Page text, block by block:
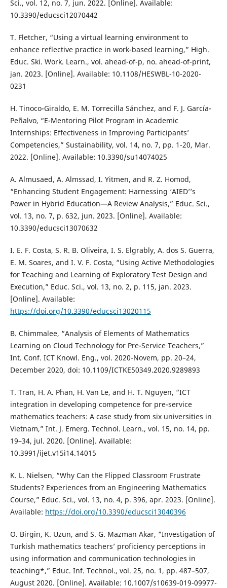
Sci., vol. 12, no. 7, jun. 2022. [Online]. Available:
10.3390/educsci12070442
T. Fletcher, “Using a virtual learning environment to
enhance reflective practice in work-based learning,” High.
Educ. Ski. Work. Learn., vol. ahead-of-p, no. ahead-of-print,
jan. 2023. [Online]. Available: 10.1108/HESWBL-10-2020-
0231
H. Tinoco-Giraldo, E. M. Torrecilla Sánchez, and F. J. García-
Peñalvo, “E-Mentoring Pilot Program in Academic
Internships: Effectiveness in Improving Participants’
Competencies,” Sustainability, vol. 14, no. 7, pp. 1-20, Mar.
2022. [Online]. Available: 10.3390/su14074025
A. Almusaed, A. Almssad, I. Yitmen, and R. Z. Homod,
“Enhancing Student Engagement: Harnessing ‘AIED’’s
Power in Hybrid Education—A Review Analysis,” Educ. Sci.,
vol. 13, no. 7, p. 632, jun. 2023. [Online]. Available:
10.3390/educsci13070632
I. E. F. Costa, S. R. B. Oliveira, I. S. Elgrably, A. dos S. Guerra,
E. M. Soares, and I. V. F. Costa, “Using Active Methodologies
for Teaching and Learning of Exploratory Test Design and
Execution,” Educ. Sci., vol. 13, no. 2, p. 115, jan. 2023.
[Online]. Available:
https://doi.org/10.3390/educsci13020115
B. Chimmalee, “Analysis of Elements of Mathematics
Learning on Cloud Technology for Pre-Service Teachers,”
Int. Conf. ICT Knowl. Eng., vol. 2020-Novem, pp. 20–24,
December 2020, doi: 10.1109/ICTKE50349.2020.9289893
T. Tran, H. A. Phan, H. Van Le, and H. T. Nguyen, “ICT
integration in developing competence for pre-service
mathematics teachers: A case study from six universities in
Vietnam,” Int. J. Emerg. Technol. Learn., vol. 15, no. 14, pp.
19–34, jul. 2020. [Online]. Available:
10.3991/ijet.v15i14.14015
K. L. Nielsen, “Why Can the Flipped Classroom Frustrate
Students? Experiences from an Engineering Mathematics
Course,” Educ. Sci., vol. 13, no. 4, p. 396, apr. 2023. [Online].
Available: https://doi.org/10.3390/educsci13040396
O. Birgin, K. Uzun, and S. G. Mazman Akar, “Investigation of
Turkish mathematics teachers’ proficiency perceptions in
using information and communication technologies in
teaching*,” Educ. Inf. Technol., vol. 25, no. 1, pp. 487–507,
August 2020. [Online]. Available: 10.1007/s10639-019-09977-